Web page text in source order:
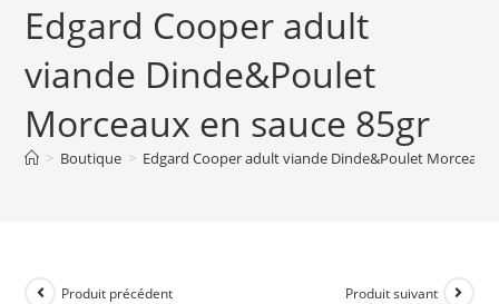
Edgard Cooper adult
viande Dinde&Poulet
Morceaux en sauce 85gr
> Boutique > Edgard Cooper adult viande Dinde&Poulet Morceaux
Produit précédent Produit suivant